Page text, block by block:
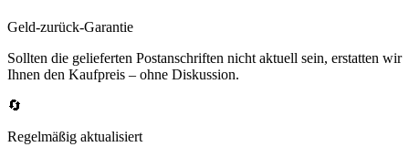
Geld-zurück-Garantie
Sollten die gelieferten Postanschriften nicht aktuell sein, erstatten wir
Ihnen den Kaufpreis – ohne Diskussion.
🔄
Regelmäßig aktualisiert